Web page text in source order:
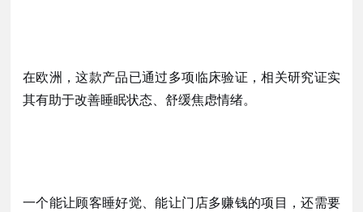
在欧洲，这款产品已通过多项临床验证，相关研究证实
其有助于改善睡眠状态、舒缓焦虑情绪。
一个能让顾客睡好觉、能让门店多赚钱的项目，还需要